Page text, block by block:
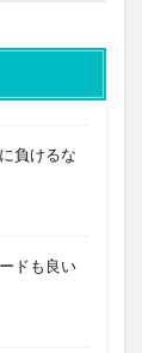
負けるな
ドも良い